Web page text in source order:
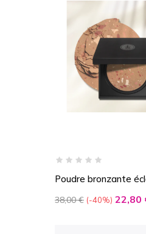
Poudre bronzante
Prix
38,00 € -40% Prix
22,80